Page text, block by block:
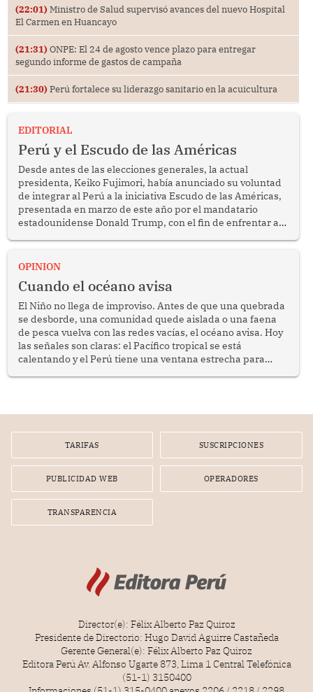
(22:01) Ministro de Salud supervisó avances del nuevo Hospital
El Carmen en Huancayo
(21:31) ONPE: El 24 de agosto vence plazo para entregar
segundo informe de gastos de campaña
(21:30) Perú fortalece su liderazgo sanitario en la acuicultura
EDITORIAL
Perú y el Escudo de las Américas
Desde antes de las elecciones generales, la actual
presidenta, Keiko Fujimori, había anunciado su voluntad
de integrar al Perú a la iniciativa Escudo de las Américas,
presentada en marzo de este año por el mandatario
estadounidense Donald Trump, con el fin de enfrentar al
OPINION
Cuando el océano avisa
El Niño no llega de improviso. Antes de que una quebrada
se desborde, una comunidad quede aislada o una faena
de pesca vuelva con las redes vacías, el océano avisa. Hoy
las señales son claras: el Pacífico tropical se está
calentando y el Perú tiene una ventana estrecha para
TARIFAS SUSCRIPCIONES
PUBLICIDAD WEB OPERADORES
TRANSPARENCIA
Director(e): Félix Alberto Paz Quiroz
Presidente de Directorio: Hugo David Aguirre Castañeda
Gerente General(e): Félix Alberto Paz Quiroz
Editora Perú Av. Alfonso Ugarte 873, Lima 1 Central Telefónica
(51-1) 3150400